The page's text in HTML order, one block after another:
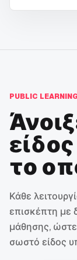
PUBLIC
το
Κάθε
επισκέπτη με
μάθησης,
σωστό είδος